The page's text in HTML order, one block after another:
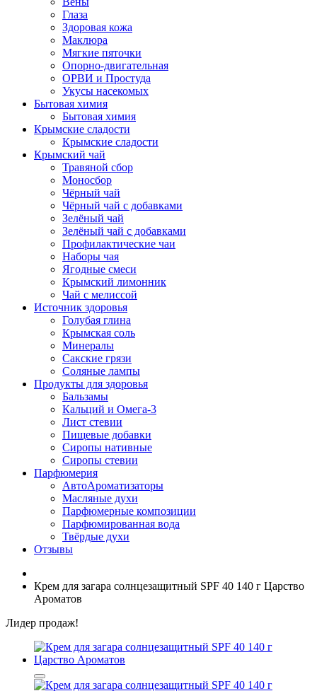
Глаза
Здоровая кожа
Маклюра
Мягкие пяточки
Опорно-двигательная
ОРВИ и Простуда
Укусы насекомых
Бытовая химия
Бытовая химия
Крымские сладости
Крымские сладости
Крымский чай
Травяной сбор
Моносбор
Чёрный чай
Чёрный чай с добавками
Зелёный чай
Зелёный чай с добавками
Профилактические чаи
Наборы чая
Ягодные смеси
Крымский лимонник
Чай с мелиссой
Источник здоровья
Голубая глина
Крымская соль
Минералы
Сакские грязи
Соляные лампы
Продукты для здоровья
Бальзамы
Кальций и Омега-3
Лист стевии
Пищевые добавки
Сиропы нативные
Сиропы стевии
Парфюмерия
АвтоАроматизаторы
Масляные духи
Парфюмерные композиции
Парфюмированная вода
Твёрдые духи
Отзывы
Крем для загара солнцезащитный SPF 40 140 г Царство
Ароматов
Лидер продаж!